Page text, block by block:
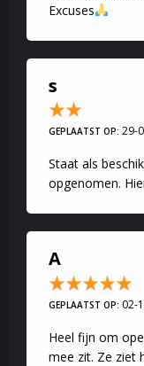
Excuses
s
GEPLAATST OP: 29-
Staat als
opgenomen.
A
GEPLAATST OP: 02-
Heel fijn om
mee zit. Ze ziet